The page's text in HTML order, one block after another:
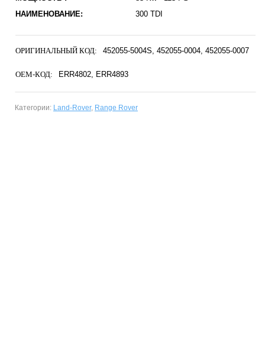
НАИМЕНОВАНИЕ:
300 TDI
ОРИГИНАЛЬНЫЙ КОД: 452055-5004S 452055-0004 452055-0007
OEM-КОД: ERR4802 ERR4893
Категории: Land-Rover, Range Rover